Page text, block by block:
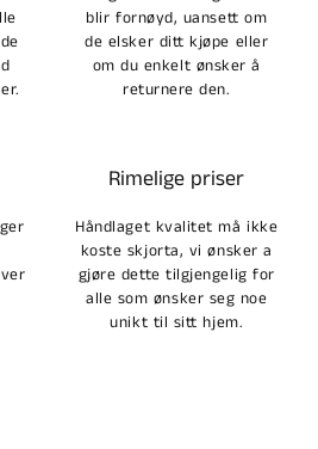
blir fornøyd, uansett om
de elsker ditt kjøpe eller
om du enkelt ønsker å
returnere den.
Rimelige priser
Håndlaget kvalitet må ikke
koste skjorta, vi ønsker a
gjøre dette tilgjengelig for
alle som ønsker seg noe
unikt til sitt hjem.